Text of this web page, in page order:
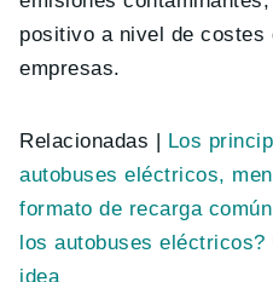
positivo a nivel de costes
empresas.
Relacionadas | Los
autobuses eléctricos,
formato de recarga común
los autobuses eléctricos?
idea